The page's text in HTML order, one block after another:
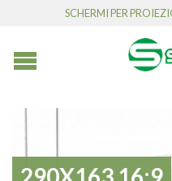
SCHERMI PER